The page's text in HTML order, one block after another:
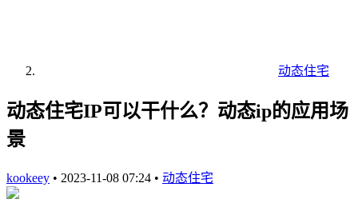
动态住宅
动态住宅IP可以干什么？动态ip的应用场
景
kookeey • 2023-11-08 07:24 • 动态住宅